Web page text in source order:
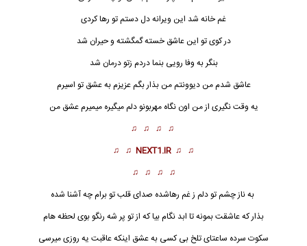
غم خانه شد این ویرانه دل دستم تو رها کردی
در کوی تو این عاشق خسته گمگشته و حیران شد
بنگر به وفا رویی بنما دردم زتو درمان شد
عاشق شدم من دیوونتم من بذار بگم عزیزم به عشق تو اسیرم
یه وقت نگیری از من اون نگاه مهربونو دلم میگیره میمیرم عشق من
♫ ♫ ♫ ♫
♫ ♫
NEXT1.IR
♫ ♫
♫ ♫ ♫ ♫
به ناز چشم تو دلم ز غم رهاشده صدای قلب تو برام چه آشنا شده
بذار که عاشقت بمونه تا ابد نگام بیا که از تو پر شه رنگو بوی لحظه هام
سکوت سرده ساعتای تلخ بی کسی به عشق اینکه عاقبت یه روزی میرسی